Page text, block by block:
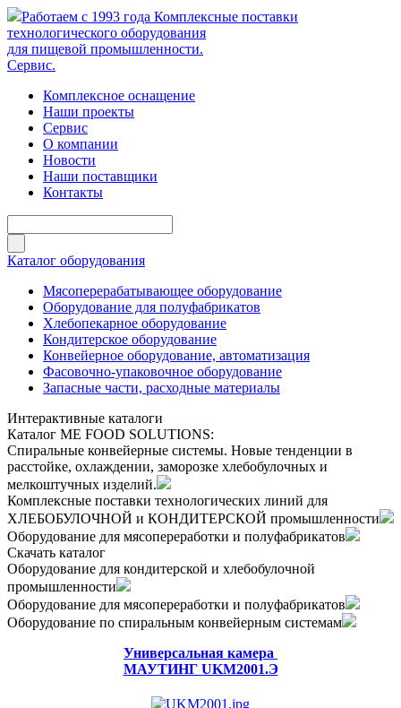
Работаем с 1993 года Комплексные поставки
технологического оборудования
для пищевой промышленности.
Сервис.
Комплексное оснащение
Наши проекты
Сервис
О компании
Новости
Наши поставщики
Контакты
Каталог оборудования
Мясоперерабатывающее оборудование
Оборудование для полуфабрикатов
Хлебопекарное оборудование
Кондитерское оборудование
Конвейерное оборудование, автоматизация
Фасовочно-упаковочное оборудование
Запасные части, расходные материалы
Интерактивные каталоги
Каталог ME FOOD SOLUTIONS:
Спиральные конвейерные системы. Новые тенденции в
расстойке, охлаждении, заморозке хлебобулочных и
мелкоштучных изделий.
Комплексные поставки технологических линий для
ХЛЕБОБУЛОЧНОЙ и КОНДИТЕРСКОЙ промышленности
Оборудование для мясопереработки и полуфабрикатов
Скачать каталог
Оборудование для кондитерской и хлебобулочной
промышленности
Оборудование для мясопереработки и полуфабрикатов
Оборудование по спиральным конвейерным системам
Универсальная камера
МАУТИНГ UKM2001.Э